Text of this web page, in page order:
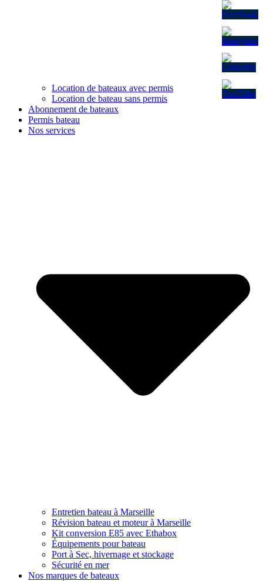
Location de bateaux avec permis
Location de bateau sans permis
Abonnement de bateaux
Permis bateau
Nos services
Entretien bateau à Marseille
Révision bateau et moteur à Marseille
Kit conversion E85 avec Ethabox
Équipements pour bateau
Port à Sec, hivernage et stockage
Sécurité en mer
Nos marques de bateaux